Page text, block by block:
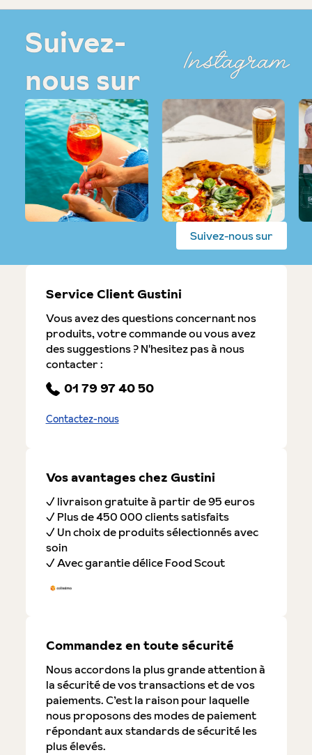
Suivez-
nous sur
Instagram
Suivez-nous sur
Service Client Gustini
Vous avez des questions concernant nos
produits, votre commande ou vous avez
des suggestions ? N'hesitez pas à nous
contacter :
01 79 97 40 50
Contactez-nous
Vos avantages chez Gustini
✓ livraison gratuite à partir de 95 euros
✓ Plus de 450 000 clients satisfaits
✓ Un choix de produits sélectionnés avec
soin
✓ Avec garantie délice Food Scout
Commandez en toute sécurité
Nous accordons la plus grande attention à
la sécurité de vos transactions et de vos
paiements. C’est la raison pour laquelle
nous proposons des modes de paiement
répondant aux standards de sécurité les
plus élevés.